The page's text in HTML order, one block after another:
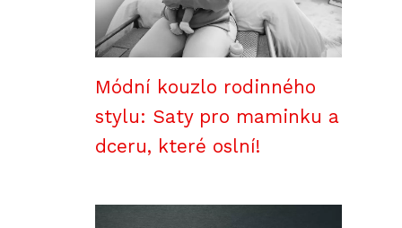
Módní kouzlo rodinného
stylu: Saty pro maminku a
dceru, které oslní!